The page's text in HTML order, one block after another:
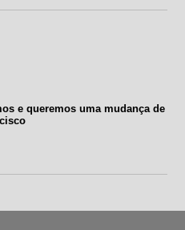
e queremos uma mudança de